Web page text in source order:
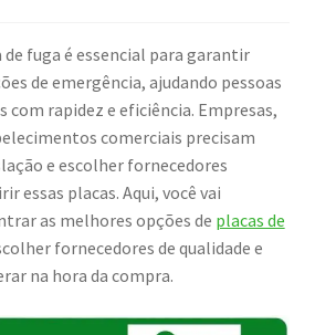
fuga é essencial para garantir
de emergência, ajudando pessoas
com rapidez e eficiência. Empresas,
comerciais precisam
e escolher fornecedores
essas placas. Aqui, você vai
as melhores opções de placas de
fornecedores de qualidade e
na hora da compra.